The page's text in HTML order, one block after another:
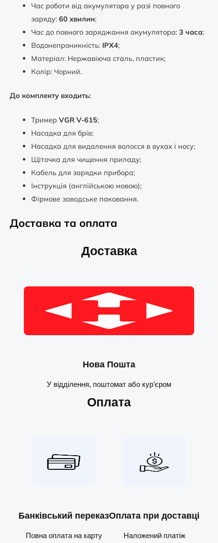
Час роботи від акумулятора у разі повного
заряду: 60 хвилин;
Час до повного заряджання акумулятора:3 часа;
Водонепроникність: IPX4;
Матеріал: Нержавіюча сталь, пластик;
Колір: Чорний.
До комплекту входить:
Тример VGR V-615;
Насадка для брів;
Насадка для видалення волосся в вухах і носу;
Щіточка для чищення приладу;
Кабель для зарядки прибора;
Інструкція (англійською мовою);
Фірмове заводське паковання.
Доставка та оплата
Доставка
Нова Пошта
У відділення, поштомат або кур’єром
Оплата
Банківський переказ
Повна оплата на карту
Оплата при доставці
Наложений платіж